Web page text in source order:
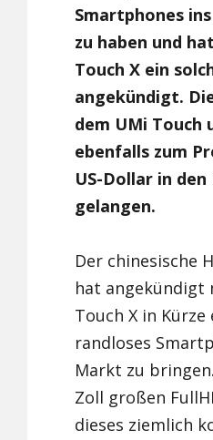
Smartphones
zu haben und
Touch X ein
angekündigt.
dem UMi Touch
ebenfalls zum
US-Dollar in den
gelangen.
Der chinesische
hat angekündigt
Touch X in Kürze
randloses
Markt zu
Zoll großen
dieses ziemlich